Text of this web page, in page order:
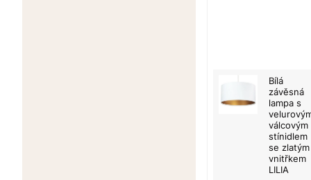
Bílá
závěsná
lampa s
válcovým
stínidlem
se zlatým
vnitřkem
LILIA